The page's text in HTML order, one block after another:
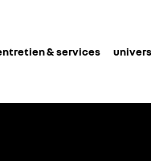
& services